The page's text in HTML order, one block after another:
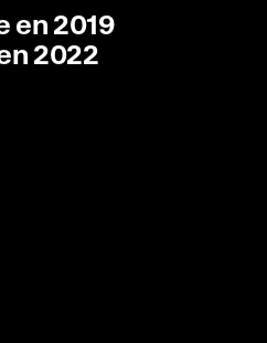
en 2019
2022